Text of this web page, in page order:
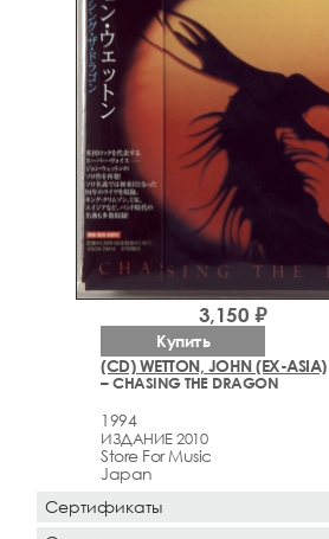
(CD) WETTON, JOHN (EX-ASIA)
– CHASING THE DRAGON
1994
ИЗДАНИЕ 2010
Store For Music
Japan
3,150 ₽
Купить
Сертификаты